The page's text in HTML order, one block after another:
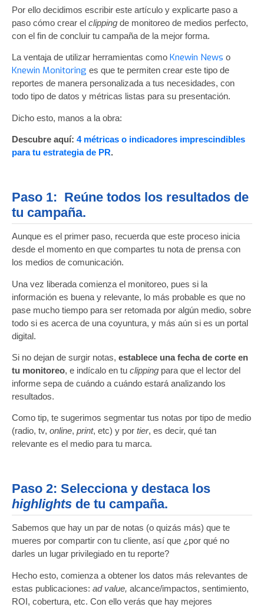
Por ello decidimos escribir este artículo y explicarte paso a
paso cómo crear el clipping de monitoreo de medios perfecto,
con el fin de concluir tu campaña de la mejor forma.
La ventaja de utilizar herramientas como Knewin News o
Knewin Monitoring es que te permiten crear este tipo de
reportes de manera personalizada a tus necesidades, con
todo tipo de datos y métricas listas para su presentación.
Dicho esto, manos a la obra:
Descubre aquí: 4 métricas o indicadores imprescindibles
para tu estrategia de PR.
Paso 1: Reúne todos los resultados de
tu campaña.
Aunque es el primer paso, recuerda que este proceso inicia
desde el momento en que compartes tu nota de prensa con
los medios de comunicación.
Una vez liberada comienza el monitoreo, pues si la
información es buena y relevante, lo más probable es que no
pase mucho tiempo para ser retomada por algún medio, sobre
todo si es acerca de una coyuntura, y más aún si es un portal
digital.
Si no dejan de surgir notas, establece una fecha de corte en
tu monitoreo, e indícalo en tu clipping para que el lector del
informe sepa de cuándo a cuándo estará analizando los
resultados.
Como tip, te sugerimos segmentar tus notas por tipo de medio
(radio, tv, online, print, etc) y por tier, es decir, qué tan
relevante es el medio para tu marca.
Paso 2: Selecciona y destaca los
highlights de tu campaña.
Sabemos que hay un par de notas (o quizás más) que te
mueres por compartir con tu cliente, así que ¿por qué no
darles un lugar privilegiado en tu reporte?
Hecho esto, comienza a obtener los datos más relevantes de
estas publicaciones: ad value, alcance/impactos, sentimiento,
ROI, cobertura, etc. Con ello verás que hay mejores